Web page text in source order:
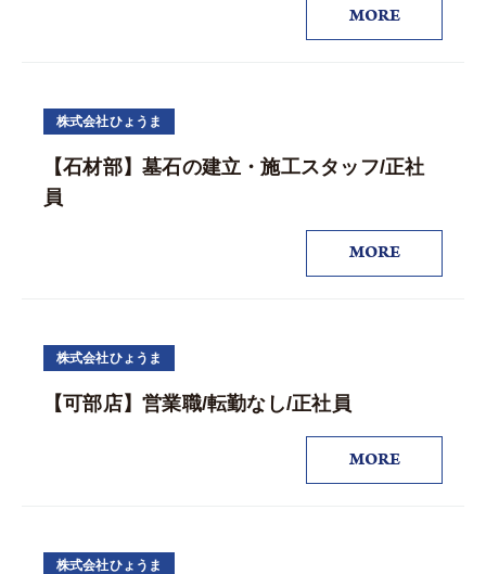
MORE
株式会社ひょうま
【石材部】墓石の建立・施工スタッフ/正社
員
MORE
株式会社ひょうま
【可部店】営業職/転勤なし/正社員
MORE
株式会社ひょうま